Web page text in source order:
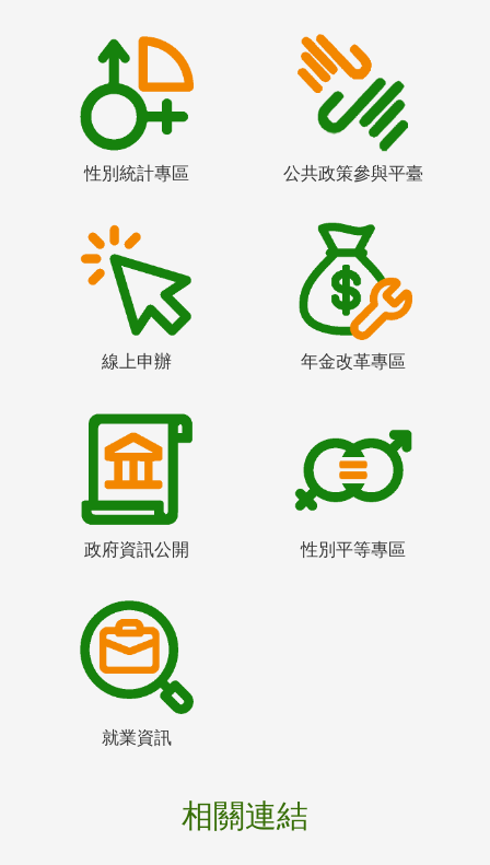
性別統計專區 公共政策參與平臺
線上申辦 年金改革專區
政府資訊公開 性別平等專區
就業資訊
相關連結